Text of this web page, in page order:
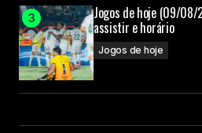
Jogos de hoje (09/08/
assistir e horário
Jogos de hoje